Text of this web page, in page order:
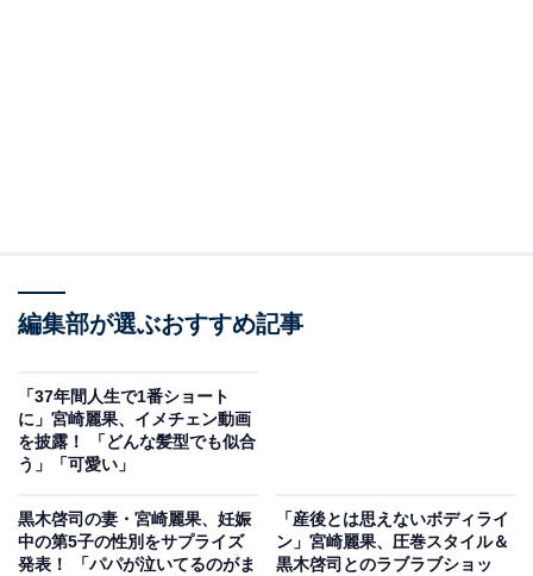
編集部が選ぶおすすめ記事
「37年間人生で1番ショート
に」宮崎麗果、イメチェン動画
を披露！ 「どんな髪型でも似合
う」「可愛い」
黒木啓司の妻・宮崎麗果、妊娠
中の第5子の性別をサプライズ
発表！ 「パパが泣いてるのがま
「産後とは思えないボディライ
ン」宮崎麗果、圧巻スタイル＆
黒木啓司とのラブラブショッ